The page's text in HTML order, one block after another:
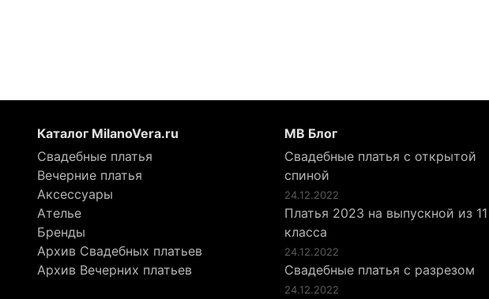
Каталог MilanoVera.ru
Свадебные платья
Вечерние платья
Аксессуары
Ателье
Бренды
Архив Свадебных платьев
Архив Вечерних платьев
МВ Блог
Свадебные платья с открытой
спиной
24.12.2022
Платья 2023 на выпускной из 11
класса
24.12.2022
Свадебные платья с разрезом
24.12.2022